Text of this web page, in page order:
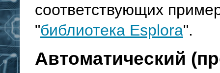
соответствующих
"библиотека Esplora".
Автоматический